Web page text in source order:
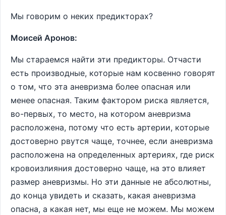
Мы говорим о неких предикторах?
Моисей Аронов:
Мы стараемся найти эти предикторы. Отчасти
есть производные, которые нам косвенно говорят
о том, что эта аневризма более опасная или
менее опасная. Таким фактором риска является,
во-первых, то место, на котором аневризма
расположена, потому что есть артерии, которые
достоверно рвутся чаще, точнее, если аневризма
расположена на определенных артериях, где риск
кровоизлияния достоверно чаще, на это влияет
размер аневризмы. Но эти данные не абсолютны,
до конца увидеть и сказать, какая аневризма
опасна, а какая нет, мы еще не можем. Мы можем